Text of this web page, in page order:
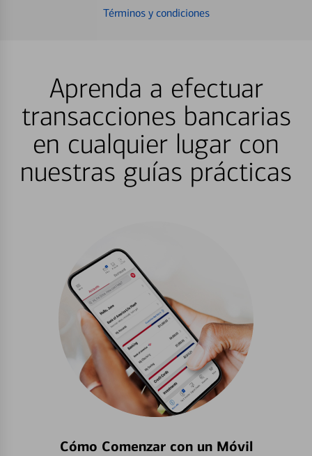
Términos y condiciones
Aprenda a efectuar
transacciones bancarias
en cualquier lugar con
nuestras guías prácticas
Cómo Comenzar con un Móvil